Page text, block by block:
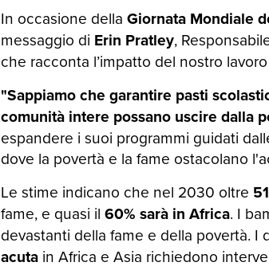
In occasione della Giornata Mondiale
messaggio di Erin Pratley,
che racconta l’impatto del nostro
"Sappiamo che garantire pasti
comunità intere possano uscire dalla
espandere i suoi programmi guidati
dove la povertà e la fame ostacolano
Le stime indicano che nel 2030 oltre
fame, e quasi il 60% sarà in Africa. I
devastanti della fame e della povertà. I
acuta in Africa e Asia richiedono